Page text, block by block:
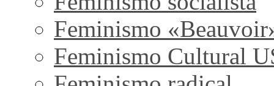
Feminismo
Feminismo Cultural